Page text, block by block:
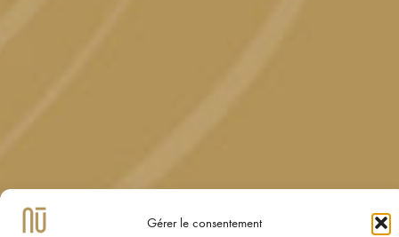
Gérer le consentement